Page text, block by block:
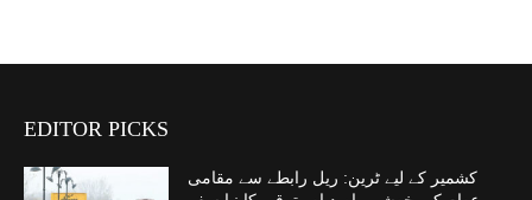
EDITOR PICKS
کشمیر کے لیے ٹرین: ریل رابطے سے مقامی